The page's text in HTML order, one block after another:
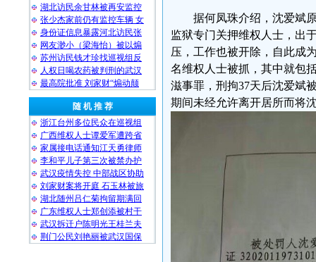
湖北访民余甘林被再安监控
张少杰家前仍有监控车辆 女
身份证信息暴露河北访民张
网友渺小（梁海怡）被以煽
苏州访民钱才珍找巡视组反
人权日喝农药被判刑的武汉
最高院批准 刘家财“煽动颠
随 机 推 荐
浙江台州多位民众在巡视组
广西维权人士谭爱军遭跨省
家属接电话通知江天勇律师
李和平儿子第三次被禁办护
武汉疫情失控 中部战区协助
刘家财案将开庭 石玉林被旅
湖北随州吕仁菊拘留期满回
广东维权人士郑创添被村干
武汉拆迁户陈明光王桂兰夫
荆门公民刘艳丽被武汉国保
据何凤珠介绍，沈爱斌
监狱专门关押维权人士，出
压，工作也被开除，自此成
名维权人士被抓，其中就包
滋事罪，刑拘37天后沈爱斌
期间未经允许离开居所而将